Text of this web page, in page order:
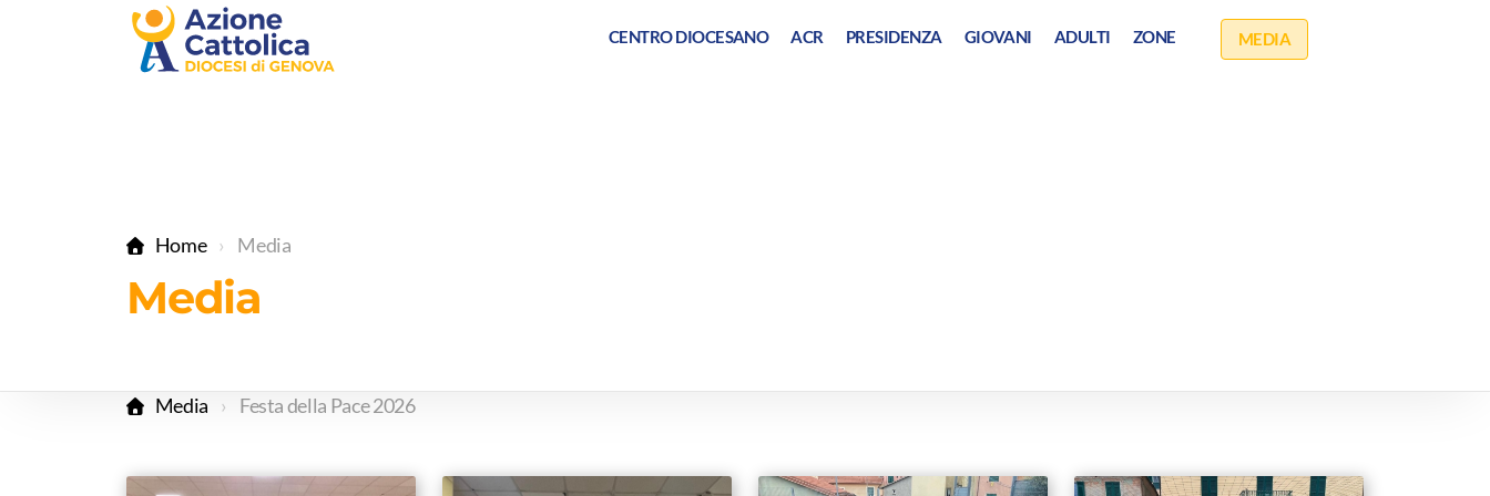
CENTRO DIOCESANO ACR PRESIDENZA GIOVANI ADULTI ZONE MEDIA
Home Media
Media
Media Festa della Pace 2026